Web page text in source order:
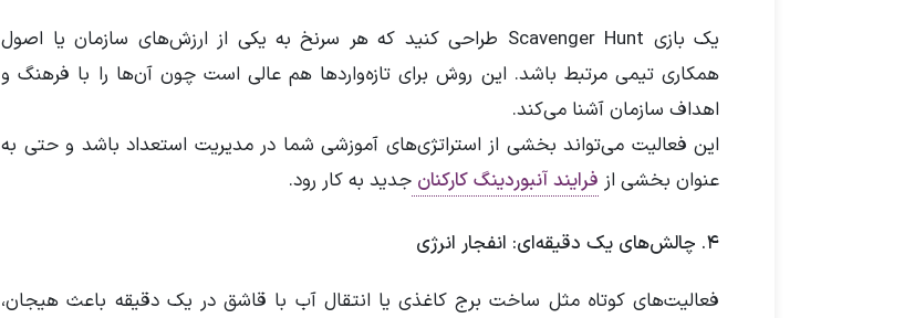
یک بازی Scavenger Hunt طراحی کنید که هر سرنخ به یکی از ارزش‌های سازمان یا اصول
همکاری تیمی مرتبط باشد. این روش برای تازه‌واردها هم عالی است چون آن‌ها را با فرهنگ و
اهداف سازمان آشنا می‌کند.
این فعالیت می‌تواند بخشی از استراتژی‌های آموزشی شما در مدیریت استعداد باشد و حتی به
عنوان بخشی از فرایند آنبوردینگ کارکنان جدید به کار رود.
۴. چالش‌های یک دقیقه‌ای: انفجار انرژی
فعالیت‌های کوتاه مثل ساخت برج کاغذی یا انتقال آب با قاشق در یک دقیقه باعث هیجان،